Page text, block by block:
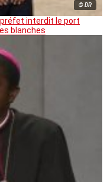
© DR
interdit le port
blanches